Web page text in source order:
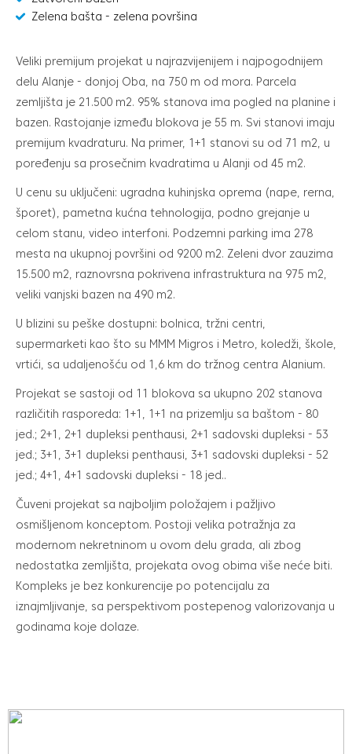
Zelena bašta - zelena površina
Veliki premijum projekat u najrazvijenijem i najpogodnijem
delu Alanje - donjoj Oba, na 750 m od mora. Parcela
zemljišta je 21.500 m2. 95% stanova ima pogled na planine i
bazen. Rastojanje između blokova je 55 m. Svi stanovi imaju
premijum kvadraturu. Na primer, 1+1 stanovi su od 71 m2, u
poređenju sa prosečnim kvadratima u Alanji od 45 m2.
U cenu su uključeni: ugradna kuhinjska oprema (nape, rerna,
šporet), pametna kućna tehnologija, podno grejanje u
celom stanu, video interfoni. Podzemni parking ima 278
mesta na ukupnoj površini od 9200 m2. Zeleni dvor zauzima
15.500 m2, raznovrsna pokrivena infrastruktura na 975 m2,
veliki vanjski bazen na 490 m2.
U blizini su peške dostupni: bolnica, tržni centri,
supermarketi kao što su MMM Migros i Metro, koledži, škole,
vrtići, sa udaljenošću od 1,6 km do tržnog centra Alanium.
Projekat se sastoji od 11 blokova sa ukupno 202 stanova
različitih rasporeda: 1+1, 1+1 na prizemlju sa baštom - 80
jed.; 2+1, 2+1 dupleksi penthausi, 2+1 sadovski dupleksi - 53
jed.; 3+1, 3+1 dupleksi penthausi, 3+1 sadovski dupleksi - 52
jed.; 4+1, 4+1 sadovski dupleksi - 18 jed..
Čuveni projekat sa najboljim položajem i pažljivo
osmišljenom konceptom. Postoji velika potražnja za
modernom nekretninom u ovom delu grada, ali zbog
nedostatka zemljišta, projekata ovog obima više neće biti.
Kompleks je bez konkurencije po potencijalu za
iznajmljivanje, sa perspektivom postepenog valorizovanja u
godinama koje dolaze.